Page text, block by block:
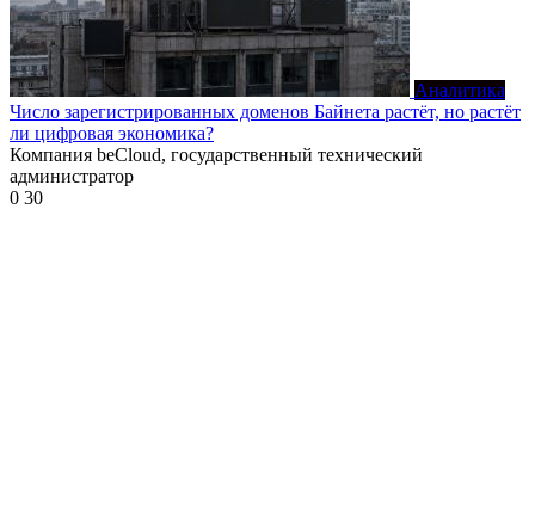
Аналитика
Число зарегистрированных доменов Байнета растёт, но растёт
ли цифровая экономика?
Компания beCloud, государственный технический
администратор
0 30